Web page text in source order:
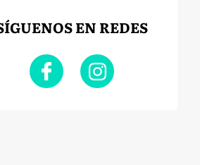
EN REDES